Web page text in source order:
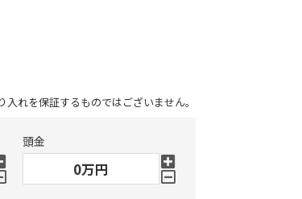
れを保証するものではございません。
頭金